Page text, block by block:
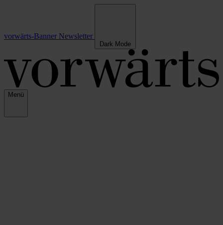
vorwärts-Banner Newsletter
Dark Mode
Menü